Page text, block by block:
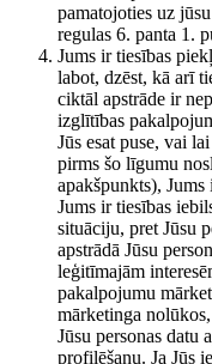
pamatojoties uz
regulas 6. panta 1.
Jums ir tiesības
labot, dzēst, kā arī
ciktāl apstrāde ir
izglītības
Jūs esat puse, vai
pirms šo līgumu
apakšpunkts),
Jums ir tiesības
situāciju, pret Jūsu
apstrādā Jūsu
leģitīmajām
pakalpojumu
mārketinga
Jūsu personas datu
profilēšanu. Ja Jūs